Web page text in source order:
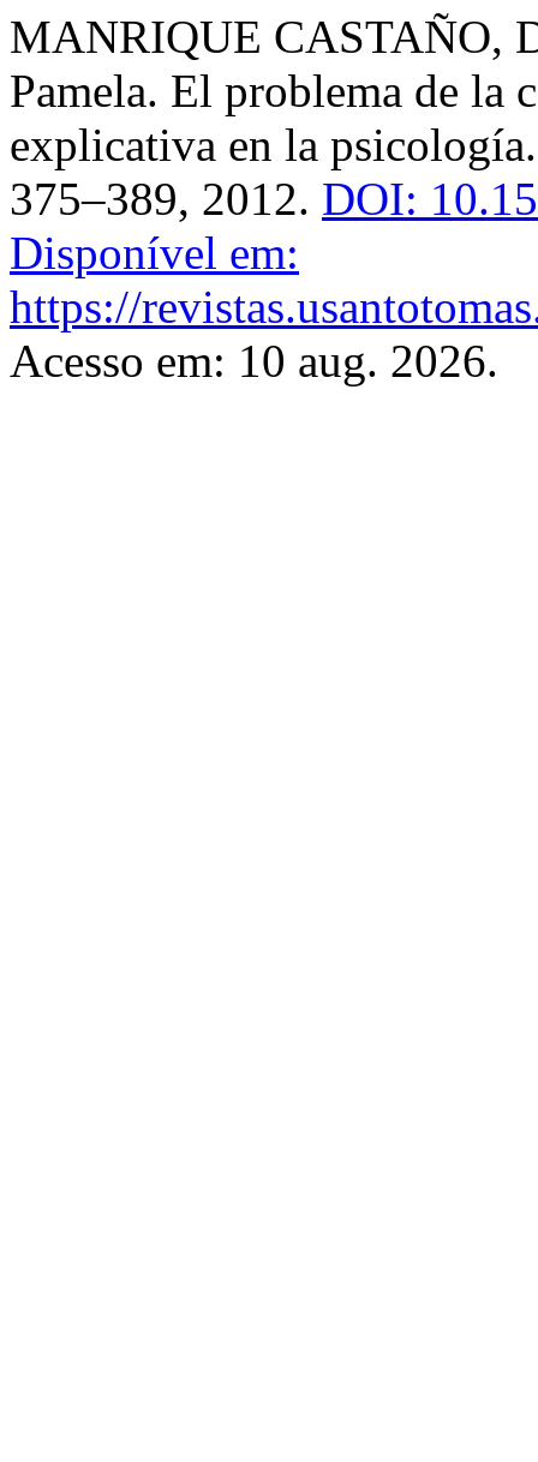
MANRIQUE CASTAÑO,
Pamela. El problema de la
explicativa en la
375–389, 2012. DOI:
Disponível em:
https://
Acesso em: 10 aug. 2026.